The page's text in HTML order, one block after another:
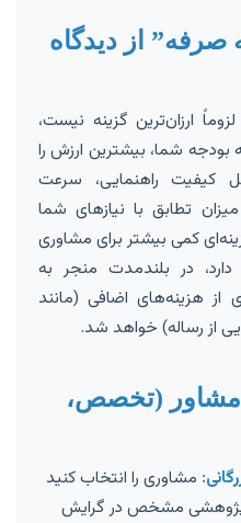
صرفه” از دیدگاه
ارزان‌ترین گزینه نیست،
شما، بیشترین ارزش را
کیفیت راهنمایی، سرعت
تطابق با نیازهای شما
کمی بیشتر برای مشاوری
در بلندمدت منجر به
هزینه‌های اضافی (مانند
از رساله) خواهد شد.
مشاور (تخصص،
مشاوری را انتخاب کنید
پژوهشی مشخص در گرایش